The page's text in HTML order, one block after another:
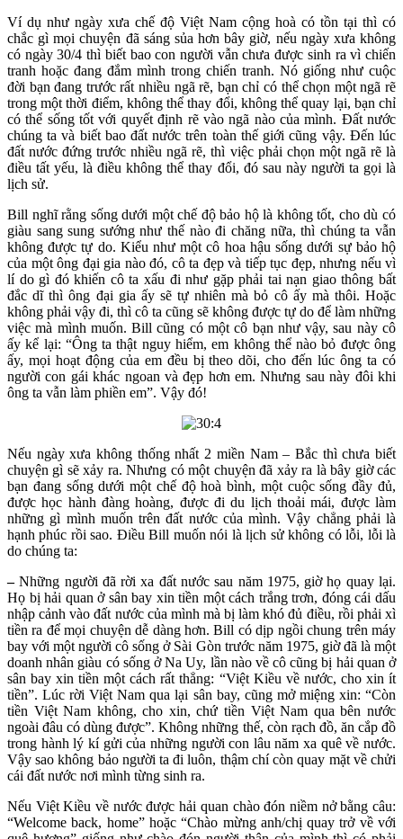
Ví dụ như ngày xưa chế độ Việt Nam cộng hoà có tồn tại thì có
chắc gì mọi chuyện đã sáng sủa hơn bây giờ, nếu ngày xưa không
có ngày 30/4 thì biết bao con người vẫn chưa được sinh ra vì chiến
tranh hoặc đang đắm mình trong chiến tranh. Nó giống như cuộc
đời bạn đang trước rất nhiều ngã rẽ, bạn chỉ có thể chọn một ngã rẽ
trong một thời điểm, không thể thay đổi, không thể quay lại, bạn chỉ
có thể sống tốt với quyết định rẽ vào ngã nào của mình. Đất nước
chúng ta và biết bao đất nước trên toàn thế giới cũng vậy. Đến lúc
đất nước đứng trước nhiều ngã rẽ, thì việc phải chọn một ngã rẽ là
điều tất yếu, là điều không thể thay đổi, đó sau này người ta gọi là
lịch sử.
Bill nghĩ rằng sống dưới một chế độ bảo hộ là không tốt, cho dù có
giàu sang sung sướng như thế nào đi chăng nữa, thì chúng ta vẫn
không được tự do. Kiểu như một cô hoa hậu sống dưới sự bảo hộ
của một ông đại gia nào đó, cô ta đẹp và tiếp tục đẹp, nhưng nếu vì
lí do gì đó khiến cô ta xấu đi như gặp phải tai nạn giao thông bất
đắc dĩ thì ông đại gia ấy sẽ tự nhiên mà bỏ cô ấy mà thôi. Hoặc
không phải vậy đi, thì cô ta cũng sẽ không được tự do để làm những
việc mà mình muốn. Bill cũng có một cô bạn như vậy, sau này cô
ấy kể lại: “Ông ta thật nguy hiểm, em không thể nào bỏ được ông
ấy, mọi hoạt động của em đều bị theo dõi, cho đến lúc ông ta có
người con gái khác ngoan và đẹp hơn em. Nhưng sau này đôi khi
ông ta vẫn làm phiền em”. Vậy đó!
Nếu ngày xưa không thống nhất 2 miền Nam – Bắc thì chưa biết
chuyện gì sẽ xảy ra. Nhưng có một chuyện đã xảy ra là bây giờ các
bạn đang sống dưới một chế độ hoà bình, một cuộc sống đầy đủ,
được học hành đàng hoàng, được đi du lịch thoải mái, được làm
những gì mình muốn trên đất nước của mình. Vậy chẳng phải là
hạnh phúc rồi sao. Điều Bill muốn nói là lịch sử không có lỗi, lỗi là
do chúng ta:
–Những người đã rời xa đất nước sau năm 1975, giờ họ quay lại.
Họ bị hải quan ở sân bay xin tiền một cách trắng trơn, đóng cái dấu
nhập cảnh vào đất nước của mình mà bị làm khó đủ điều, rồi phải xì
tiền ra để mọi chuyện dễ dàng hơn. Bill có dịp ngồi chung trên máy
bay với một người cô sống ở Sài Gòn trước năm 1975, giờ đã là một
doanh nhân giàu có sống ở Na Uy, lần nào về cô cũng bị hải quan ở
sân bay xin tiền một cách rất thẳng: “Việt Kiều về nước, cho xin ít
tiền”. Lúc rời Việt Nam qua lại sân bay, cũng mở miệng xin: “Còn
tiền Việt Nam không, cho xin, chứ tiền Việt Nam qua bên nước
ngoài đâu có dùng được”. Không những thế, còn rạch đồ, ăn cắp đồ
trong hành lý kí gửi của những người con lâu năm xa quê về nước.
Vậy sao không bảo người ta đi luôn, thậm chí còn quay mặt về chửi
cái đất nước nơi mình từng sinh ra.
Nếu Việt Kiều về nước được hải quan chào đón niềm nở bằng câu:
“Welcome back, home” hoặc “Chào mừng anh/chị quay trở về với